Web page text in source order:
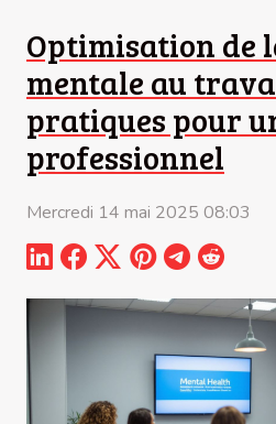
Optimisation de
mentale au
pratiques pour
professionnel
Mercredi 14 mai 2025 08:03